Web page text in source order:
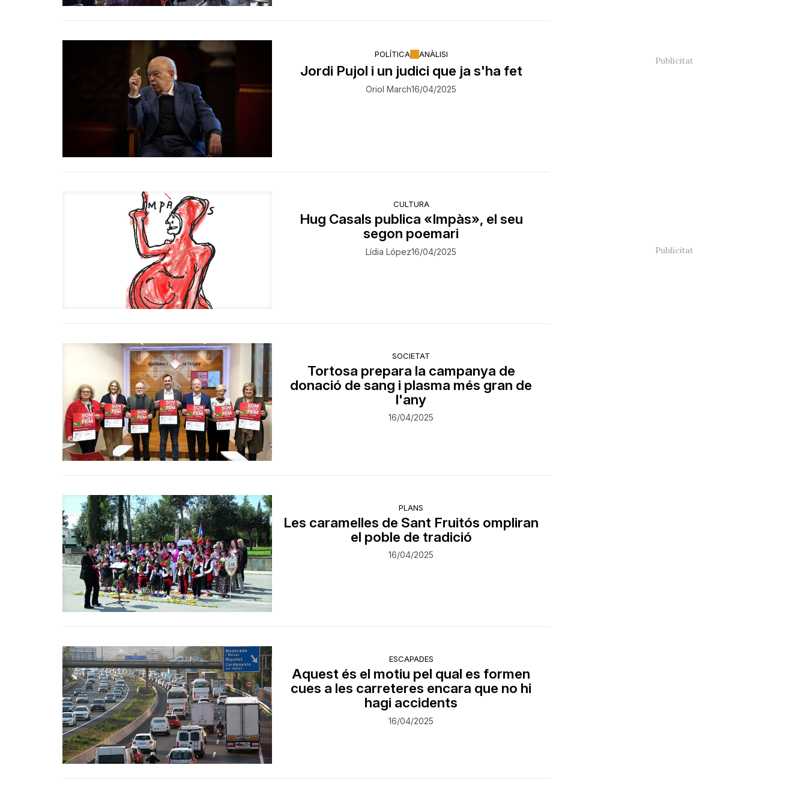
POLÍTICA ANÀLISI
Jordi Pujol i un judici que ja s'ha fet
Oriol March16/04/2025
CULTURA
Hug Casals publica «Impàs», el seu
segon poemari
Lídia López16/04/2025
SOCIETAT
Tortosa prepara la campanya de
donació de sang i plasma més gran de
l'any
16/04/2025
PLANS
Les caramelles de Sant Fruitós ompliran
el poble de tradició
16/04/2025
ESCAPADES
Aquest és el motiu pel qual es formen
cues a les carreteres encara que no hi
hagi accidents
16/04/2025